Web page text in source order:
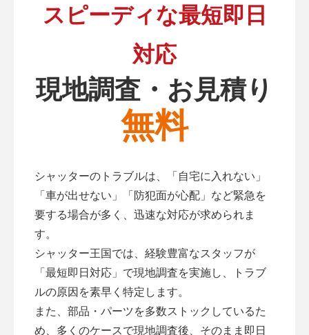
スピーディな最短即日
対応
現地調査・お見積り
無料
シャッターのトラブルは、「自宅に入れない」
「車が出せない」「防犯面が心配」など緊急を
要する場合が多く、迅速な対応が求められま
す。
シャッター王国では、経験豊富なスタッフが
「最短即日対応」で現地調査を実施し、トラブ
ルの原因を素早く特定します。
また、部品・パーツを多数ストックしているた
め、多くのケースで現地調査後、そのまま即日